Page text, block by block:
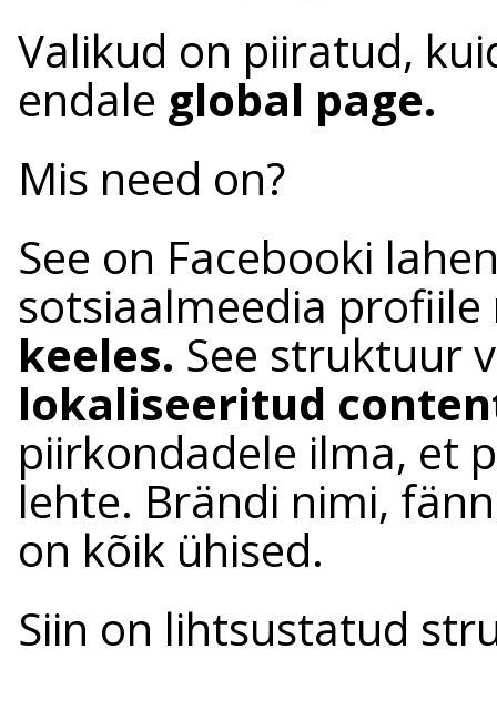
Valikud on piiratud,
endale global page.
Mis need on?
See on Facebooki
sotsiaalmeedia profiile
keeles. See struktuur
lokaliseeritud
piirkondadele ilma, et
lehte. Brändi nimi,
on kõik ühised.
Siin on lihtsustatud